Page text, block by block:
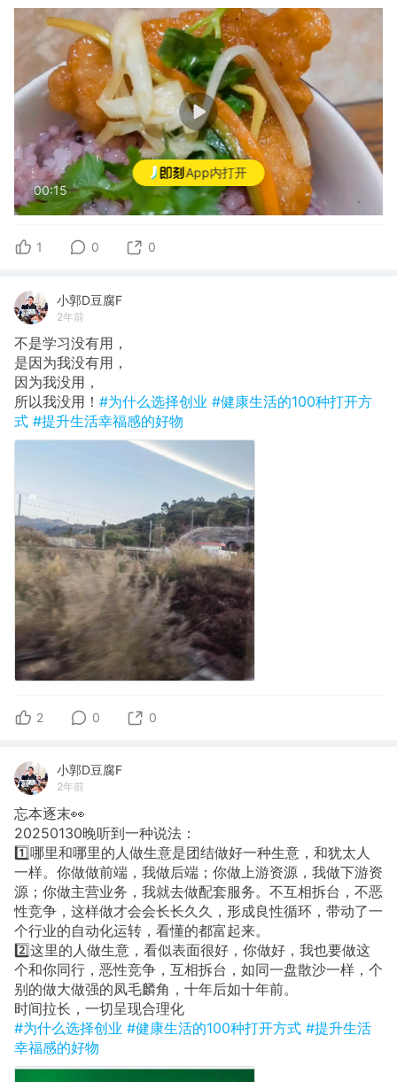
App内打开
00:15
1 0 0
小郭D豆腐F
2年前
不是学习没有用，
​是因为我没有用，
​因为我没用，
​所以我没用！ #为什么选择创业 #健康生活的100种打开方
式 #提升生活幸福感的好物
2 0 0
小郭D豆腐F
2年前
忘本逐末👀
20250130​晚听到一种说法：
1️⃣哪里和哪里的人做生意是团结做好一种生意，和犹太人
一样。你做做前端，我做后端；你做上游资源，我做下游资
源；你做主营业务，我就去做配套服务。不互相拆台，不恶
性竞争，这样做才会会长长久久，形成良性循环，带动了一
个行业的自动化运转，看懂的都富起来。
2️⃣​这里的人做生意，看似表面很好，你做好，我也要做这
个和你同行，恶性竞争，互相拆台，如同一盘散沙一样，个
别的做大做强的凤毛麟角，十年后如十年前。
时间拉长，一切呈现合理化
#为什么选择创业 #健康生活的100种打开方式 #提升生活
幸福感的好物